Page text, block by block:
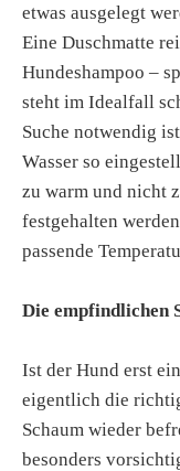
etwas ausgelegt
Eine Duschmatte
Hundeshampoo –
steht im Idealfall
Suche notwendig
Wasser so
zu warm und nicht
festgehalten
passende
Die empfindlichen
Ist der Hund erst
eigentlich die
Schaum wieder
besonders